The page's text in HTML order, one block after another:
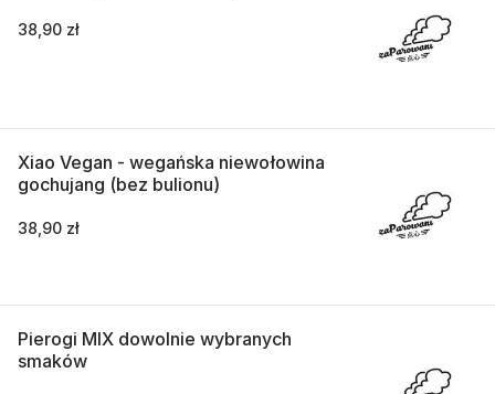
38,90 zł
Xiao Vegan - wegańska niewołowina
gochujang (bez bulionu)
38,90 zł
Pierogi MIX dowolnie wybranych
smaków